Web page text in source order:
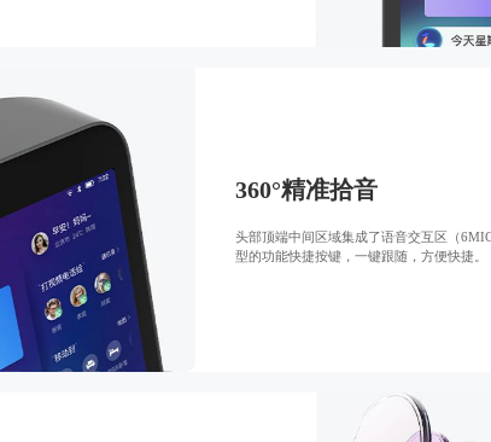
360°精准拾音
头部顶端中间区域集成了语音交互区（
型的功能快捷按键，一键跟随，方便快捷。